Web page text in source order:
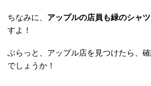
ちなみに、 アップルの店員も緑のシャ
すよ！
ぶらっと、アップル店を見つけたら、
でしょうか！